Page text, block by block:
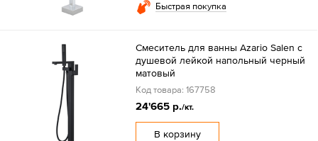
Быстрая покупка
Смеситель для ванны Azario Salen с
душевой лейкой напольный черный
матовый
Код товара: 167758
24'665 р./кт.
В корзину